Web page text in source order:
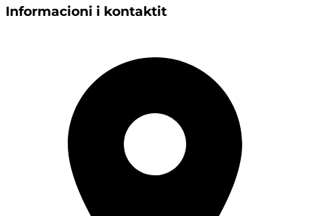
Informacioni i kontaktit